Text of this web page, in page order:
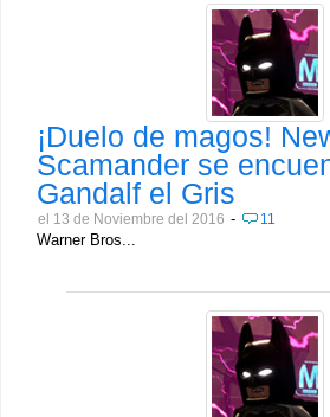
¡Duelo de magos!
Scamander se
Gandalf el Gris
el 13 de Noviembre del 2016 - 11
Warner Bros...